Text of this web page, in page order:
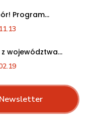
Program
z województwa
„Lubelskie